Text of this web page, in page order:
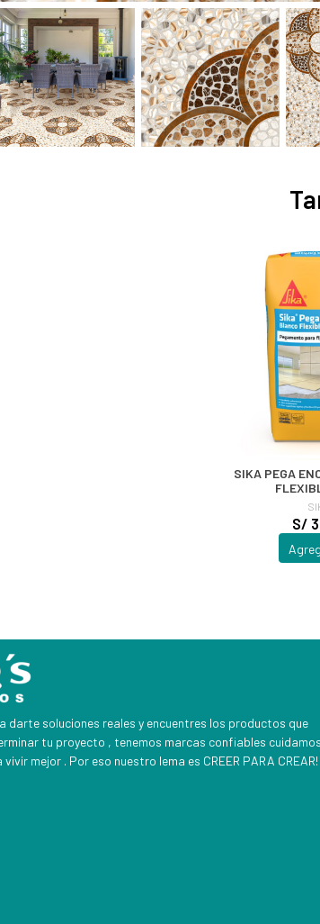
SIKA PEGA
S/
darte soluciones reales y encuentres los productos que
tu proyecto , tenemos marcas confiables cuidamos
mejor . Por eso nuestro lema es CREER PARA CREAR!